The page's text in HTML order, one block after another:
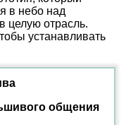
в небо над
целую отрасль.
устанавливать
общения